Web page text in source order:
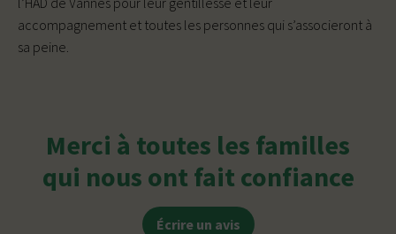
accompagnement et toutes les personnes qui s’associeront à
sa peine.
Merci à toutes les familles
qui nous ont fait confiance
Écrire un avis